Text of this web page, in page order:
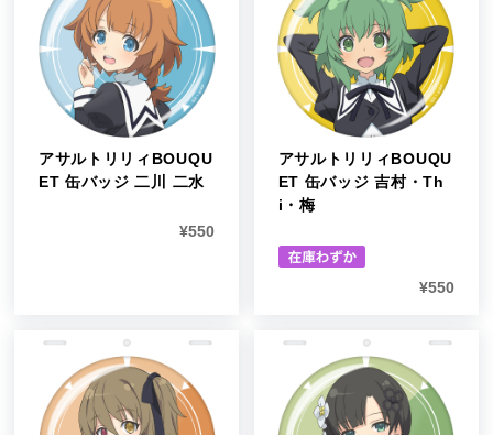
アサルトリリィBOUQU
ET 缶バッジ 二川 二水
¥550
アサルトリリィBOUQU
ET 缶バッジ 吉村・Th
i・梅
¥550